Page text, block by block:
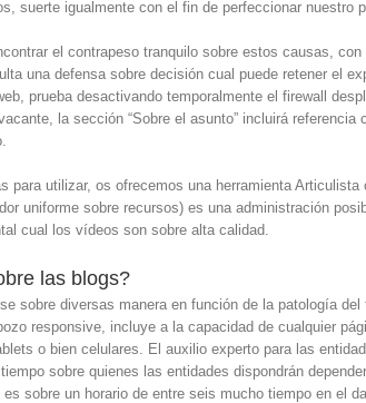
suerte igualmente con el fin de perfeccionar nuestro
el contrapeso tranquilo sobre estos causas,
una defensa sobre decisión cual puede retener el
prueba desactivando temporalmente el firewall
la sección “Sobre el asunto” incluirá
para utilizar, os ofrecemos una herramienta
uniforme sobre recursos) es una administración
cual los vídeos son sobre alta calidad.
las blogs?
sobre diversas manera en función de la patologí­a
responsive, incluye a la capacidad de cualquier
o bien celulares. El auxilio experto para las
sobre quienes las entidades dispondrán
sobre un horario de entre seis mucho tiempo en el